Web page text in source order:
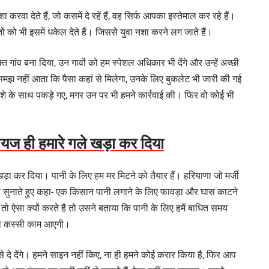
करवा देते हैं, जो कसमें दे रहें हैं, वह सिर्फ आपका इस्तेमाल कर रहे हैं।
को भी इसमें धकेल देते हैं। जिससे युवा नशा करने लग जाते हैं।
गांव बना दिया, उन गावों को हम स्पेशल अधिकार भी देंगे और उन्हें अच्छी
नहीं आता कि पैसा कहां से मिलेगा, उनके लिए बुकलेट भी जारी की गई
साथ पकड़े गए, मगर उन पर भी हमने कार्रवाई की। फिर वो कोई भी
ही हमारे गले खड़ा कर दिया
कर दिया। पानी के लिए हम मर मिटने को तैयार हैं। हरियाणा जो मर्जी
हुए कहा- एक किसान पानी लगाने के लिए फावड़ा और घास काटने
क्यों करते है तो उसने बताया कि पानी के लिए हमें बाधित समय
कस्सी काम आएगी।
देंगे। हमने साइन नहीं किए, ना ही हमने कोई करार किया है, फिर आप